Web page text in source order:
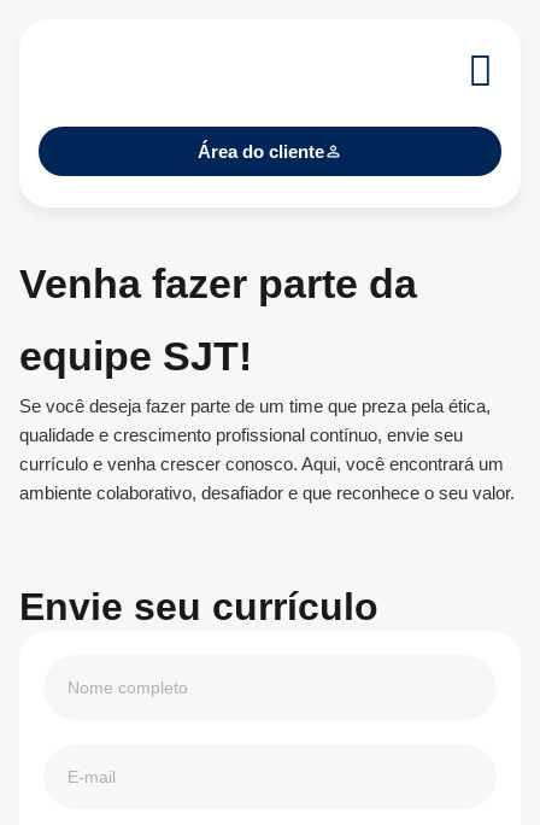
Área do cliente
Venha fazer parte da
equipe SJT!
Se você deseja fazer parte de um time que preza pela ética,
qualidade e crescimento profissional contínuo, envie seu
currículo e venha crescer conosco. Aqui, você encontrará um
ambiente colaborativo, desafiador e que reconhece o seu valor.
Envie seu currículo